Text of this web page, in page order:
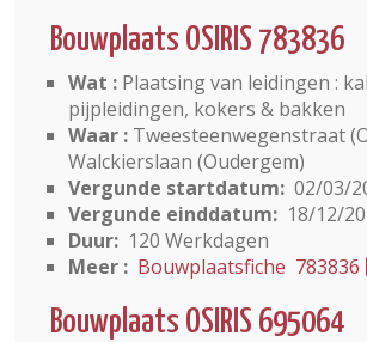
Bouwplaats OSIRIS 783836
Wat : Plaatsing van leidingen :
pijpleidingen, kokers & bakken
Waar : Tweesteenwegenstraat
Walckierslaan (Oudergem)
Vergunde startdatum: 02/03/
Vergunde einddatum: 18/12/
Duur: 120 Werkdagen
Meer : Bouwplaatsfiche 783836
Bouwplaats OSIRIS 695064